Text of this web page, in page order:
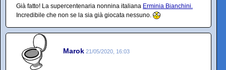
Già fatto! La supercentenaria nonnina italiana Erminia Bianchini.
Incredibile che non se la sia già giocata nessuno.
Marok 21/05/2020, 16:03